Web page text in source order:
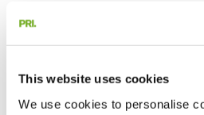
This website uses cookies
We use cookies to personalise
Händelser som påverkar
Frågor och svar BTP 2
FTP 2
FTP 2